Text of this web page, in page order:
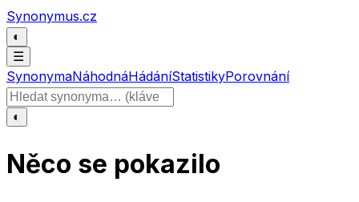
Přeskočit na obsah
Synonymus.cz
◐
☰
SynonymaNáhodnáHádáníStatistikyPorovnání
Hledat slovo
◐
Něco se pokazilo